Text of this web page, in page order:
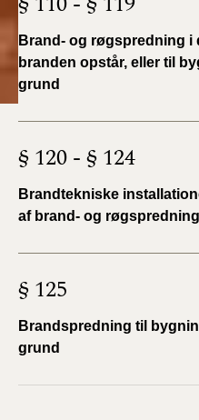
Brand- og røgspredning i
branden opstår, eller til
grund
§ 120 - § 124
Brandtekniske
af brand- og røgspredning
§ 125
Brandspredning til
grund